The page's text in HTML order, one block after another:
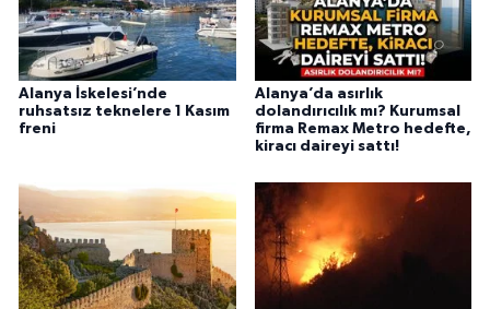
Alanya İskelesi’nde
ruhsatsız teknelere 1 Kasım
freni
Alanya’da asırlık
dolandırıcılık mı? Kurumsal
firma Remax Metro hedefte,
kiracı daireyi sattı!